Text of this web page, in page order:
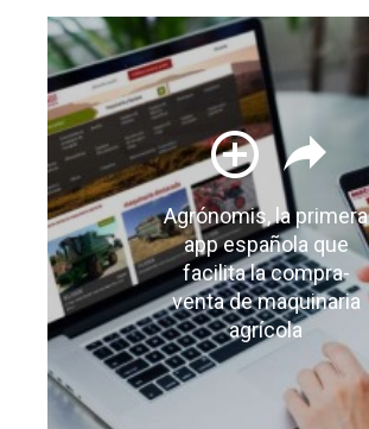
Agrónomis, la primera
app española que
facilita la compra-
venta de maquinaria
agrícola